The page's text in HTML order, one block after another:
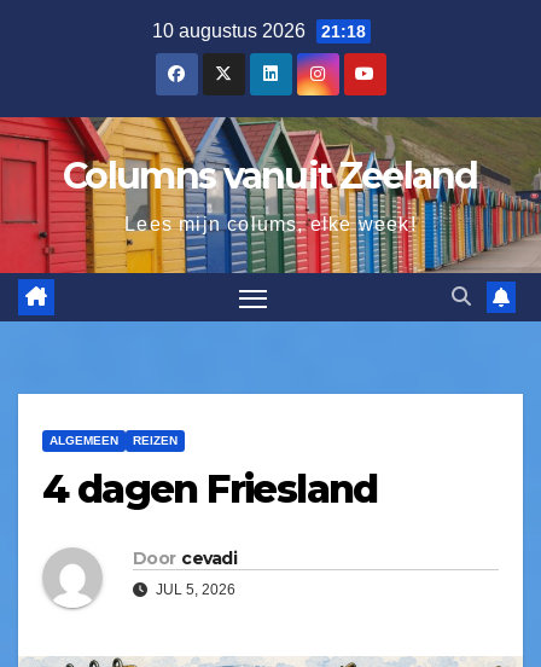
10 augustus 2026 21:18
Columns vanuit Zeeland
Lees mijn colums, elke week!
ALGEMEEN REIZEN
4 dagen Friesland
Door cevadi
JUL 5, 2026